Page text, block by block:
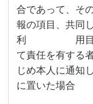
合であって、そ
報の項目、共同
利 用目的お
て責任を有する
じめ本人に通知
に置いた場合